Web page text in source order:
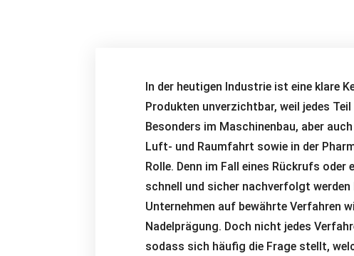
In der heutigen Industrie ist eine klare
Produkten unverzichtbar, weil jedes
Besonders im Maschinenbau, aber
Luft- und Raumfahrt sowie in der
Rolle. Denn im Fall eines Rückrufs
schnell und sicher nachverfolgt werden
Unternehmen auf bewährte Verfahren
Nadelprägung. Doch nicht jedes
sodass sich häufig die Frage stellt,